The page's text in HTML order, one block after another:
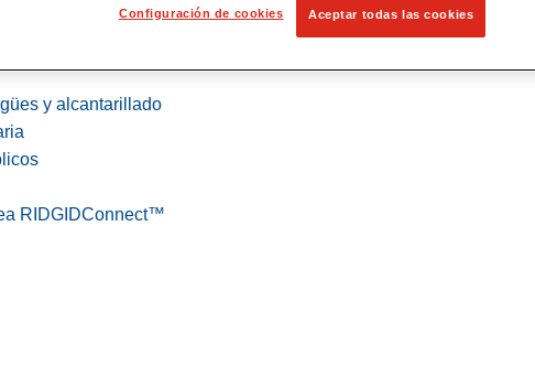
y localización
y alcantarillado
RIDGIDConnect™
Configuración de cookies Aceptar todas las cookies